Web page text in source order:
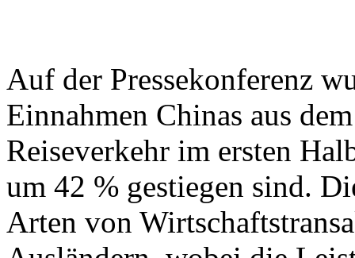
Auf der Pressekonferenz
Einnahmen Chinas aus
Reiseverkehr im ersten
um 42 % gestiegen sind.
Arten von